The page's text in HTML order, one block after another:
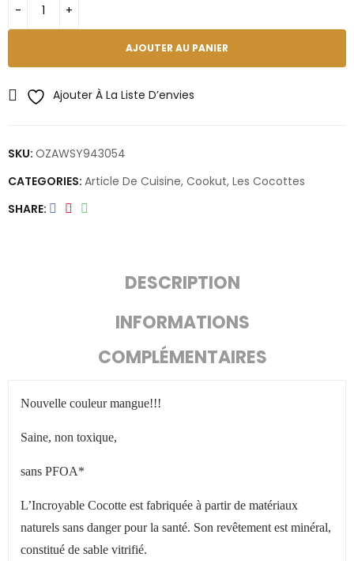
AJOUTER AU PANIER
Ajouter À La Liste D’envies
SKU: OZAWSY943054
CATEGORIES: Article De Cuisine, Cookut, Les Cocottes
SHARE
DESCRIPTION
INFORMATIONS
COMPLÉMENTAIRES
Nouvelle couleur mangue!!!
Saine, non toxique,
sans PFOA*
L’Incroyable Cocotte est fabriquée à partir de matériaux
naturels sans danger pour la santé. Son revêtement est minéral,
constitué de sable vitrifié.